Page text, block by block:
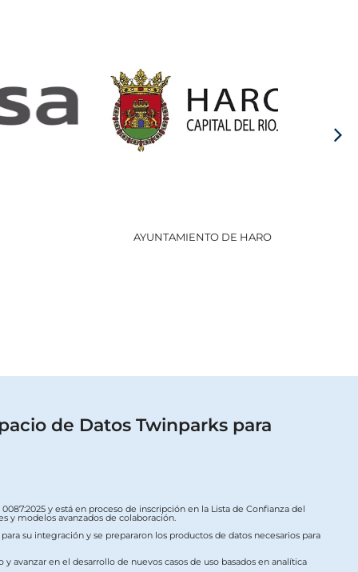
AYUNTAMIENTO DE HARO
de Datos Twinparks para
y está en proceso de inscripción en la Lista de Confianza del
y modelos avanzados de colaboración.
su integración y se prepararon los productos de datos necesarios para
en el desarrollo de nuevos casos de uso basados en analítica